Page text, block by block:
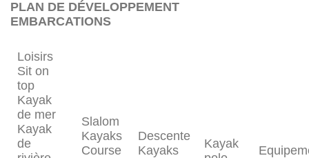
PLAN DE DÉVELOPPEMENT
EMBARCATIONS
Loisirs
Sit on
top
Kayak
de mer
Kayak
de
Slalom
Kayaks
Course
Descente
Kayaks
Kayak